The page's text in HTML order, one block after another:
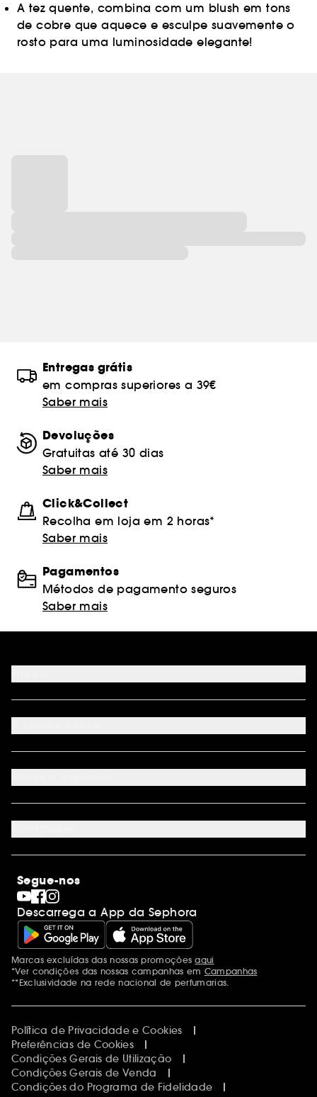
A tez quente, combina com um blush em tons
de cobre que aquece e esculpe suavemente o
rosto para uma luminosidade elegante!
Entregas grátis
em compras superiores a 39€
Saber mais
Devoluções
Gratuitas até 30 dias
Saber mais
Click&Collect
Recolha em loja em 2 horas*
Saber mais
Pagamentos
Métodos de pagamento seguros
Saber mais
FAQ
Métodos de pagamento
Cartão oferta físico
Cartão oferta empresas
Site Map
Seguir encomenda
Programa de Fidelidade
Juntar Sephora
Sephora Prize 2026
Internacional
Descobrir a Sephora
Código promocional Sephora
Saldos
Dia dos Namorados
Dia do Pai
Dia da Mãe
Calendários do Advento
Singles' Day
Black Friday
Cyber Monday
Blue Monday
Segue-nos
Descarrega a App da Sephora
Menções adicionais
Marcas excluídas das nossas promoçõesaqui
*Ver condições das nossas campanhas em Campanhas
**Exclusividade na rede nacional de perfumarias.
Política de Privacidade e Cookies
Preferências de Cookies
Condições Gerais de Utilização
Condições Gerais de Venda
Condições do Programa de Fidelidade